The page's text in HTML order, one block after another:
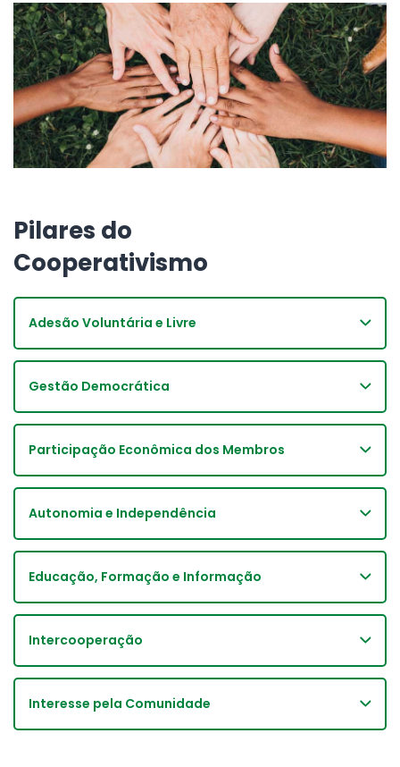
Pilares do
Cooperativismo
Adesão Voluntária e Livre
Gestão Democrática
Participação Econômica dos Membros
Autonomia e Independência
Educação, Formação e Informação
Intercooperação
Interesse pela Comunidade